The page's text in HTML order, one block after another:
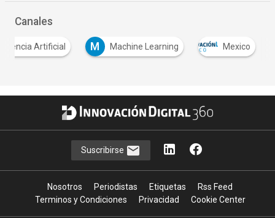
Canales
Artificial M Machine Learning Mexico
Suscribirse
Nosotros Periodistas Etiquetas
Rss Feed
Terminos y Condiciones
Privacidad Cookie Center